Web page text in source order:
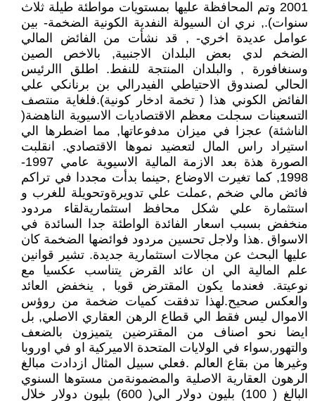
2001 وتم المحافظة عليها بمستويات مواطئة طيلة ثلاث
سنوات)., نري ان السيولة النفدية الكونية الضخمة- بين
عوامل عديدة اخري- , قد نشأت من الفائض المالي
الضخم لدي بعض البلدان الاجنبية, بالاخص الصين
وسنغافورة , والبلدان المنتجة للنفط. اطلق االرئيس
الحالي لصندوق الاحتياطي الفيدرالي بن برنانكي علي
الفائض الكوني هذا ( تخمة ادخار كونية).فلغاية منتصف
التسعينات سجلت معظم الاقتصاديات الاسيوية الناهضة(
الناشئة) عجزا في ميزان مدفوعاتها, مما اضطرها الي
استيراد راس المال لتعضيد نموها الاقتصادي. انقلبت
الصورة هذة بعد الازمة المالية الاسيوية عامي 1997-
1998, كما تغيرت الاوضاع ,حينما بدأت مجددا في تراكم
فائض مالي ضخم ,عملت علي تدويرةوتحويلة للغرب و
استثمارة علي شكل محافظ استثماريةلقاء مردود
منخفض بسبب اسعار الفائدة الواطئة جدا السائدة في
الاسواق .هذا ولاجل تحسين مردود فوائضها الضخمة كان
عليها البحث عن مجالات استثمارية جديدة. تشير قوانين
علم المالية الي ان عائد القرض يتناسب عكسيا مع
نوعيتة. فعندما يكون المقترض قويا , ينخفض العائد
والعكس صحيح.لهذا تدفقت كميات ضخمة من روؤس
الاموال ليس فقط الي قطاع الرهن العقاري الاصلي, بل
ايضا نحو اصناف من المقترضين يتميزون بالضعف
والتهور,سواء في الولايات المتحدة الاميركية او في اوروبا
وغيرها من بقاع العالم .فعلي سبيل المثال ازدادت مبالغ
الرهون العقارية الاصلية والمضمونةمن مستوها السنوي
البالغ ( 100) بليون دولار الي( 600) بليون دولار خلال